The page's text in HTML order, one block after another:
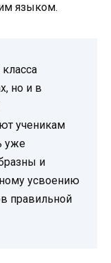
языком.
но и в
ученикам
уже
и
усвоению
правильной